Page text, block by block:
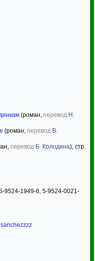
(роман, перевод Н.
(роман, перевод В.
перевод Б. Колодина), стр.
9524-1949-6, 5-9524-0021-
sanchezzzz